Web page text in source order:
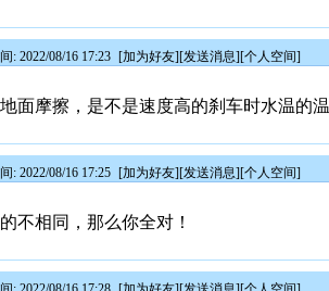
: 2022/08/16 17:23 [加为好友][发送消息][个人空间]
面摩擦，是不是速度高的刹车时水温的
: 2022/08/16 17:25 [加为好友][发送消息][个人空间]
不相同，那么你全对！